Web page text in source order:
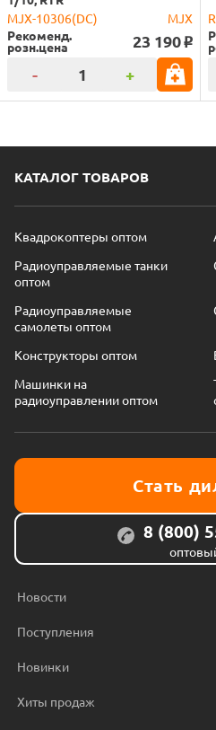
MJX-10306(DC)
MJX
Рекоменд.
розн.цена 23 190 o
- +
КАТАЛОГ ТОВАРОВ
Квадрокоптеры оптом
Радиоуправляемые танки
оптом
Радиоуправляемые
самолеты оптом
Конструкторы оптом
Машинки на
радиоуправлении оптом
Стать
8 (800)
Новости
Поступления
Новинки
Хиты продаж